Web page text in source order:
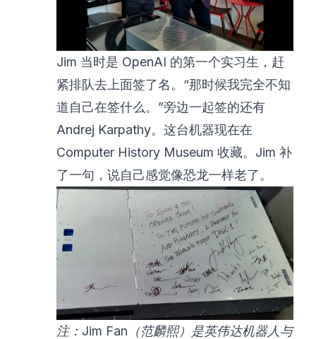
Jim 当时是 OpenAI 的第一个实习生，赶
紧排队去上面签了名。“那时候我完全不知
道自己在签什么。”旁边一起签的还有
Andrej Karpathy。这台机器现在在
Computer History Museum 收藏。Jim 补
了一句，说自己感觉像恐龙一样老了。
注：Jim Fan（范麟熙）是英伟达机器人与